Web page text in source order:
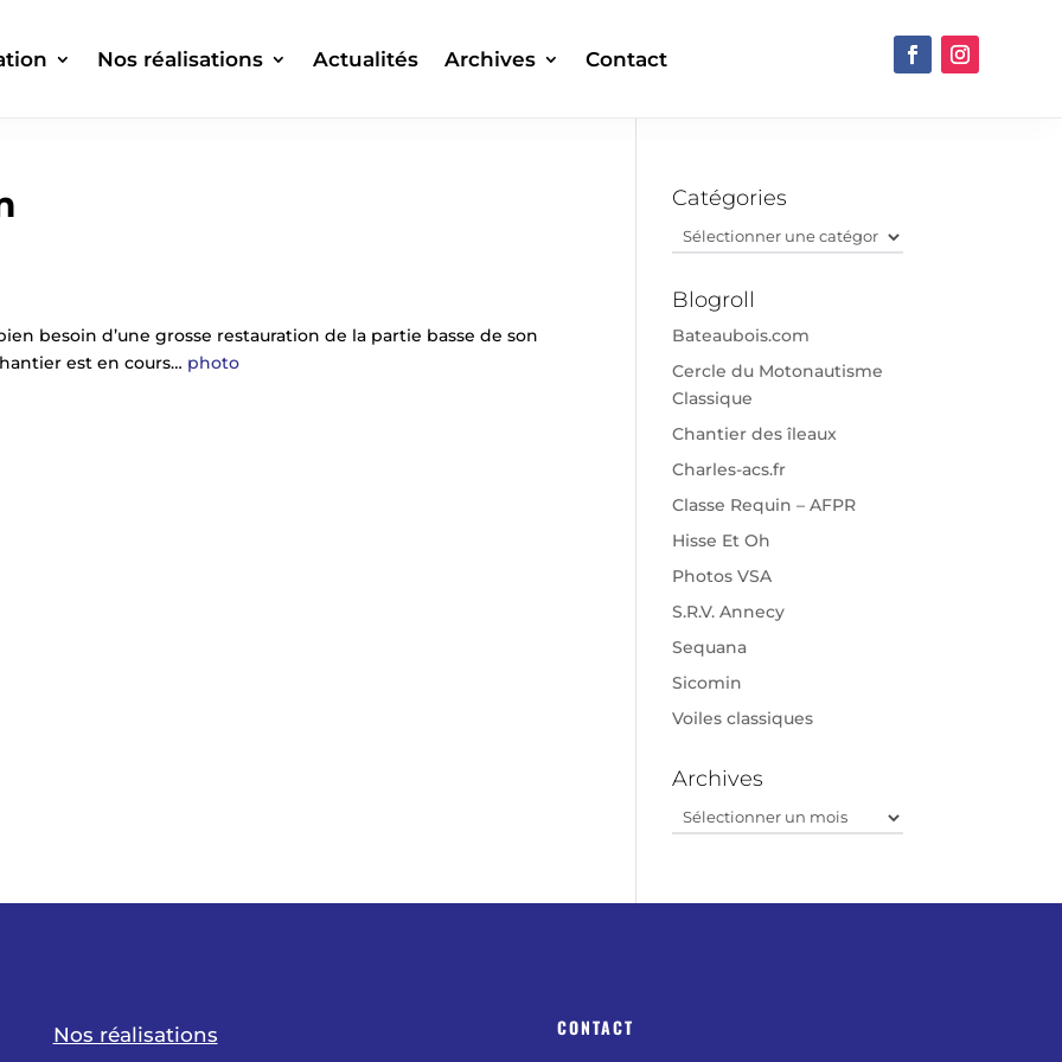
Nos réalisations Actualités Archives Contact
besoin d’une grosse restauration de la partie basse de son
est en cours… photo
Catégories
Catégories
Blogroll
Bateaubois.com
Cercle du Motonautisme
Classique
Chantier des îleaux
Charles-acs.fr
Classe Requin – AFPR
Hisse Et Oh
Photos VSA
S.R.V. Annecy
Sequana
Sicomin
Voiles classiques
Archives
Archives
Nos réalisations CONTACT